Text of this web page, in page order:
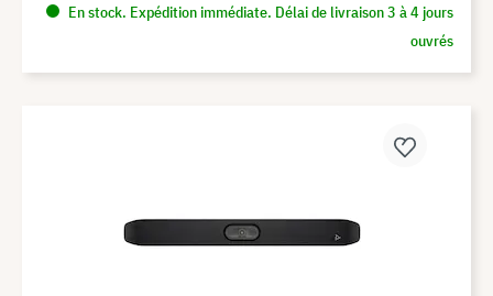
En stock. Expédition immédiate. Délai de livraison 3 à 4 jours
ouvrés